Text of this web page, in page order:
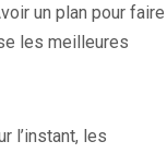
un plan pour faire
les meilleures
l’instant, les